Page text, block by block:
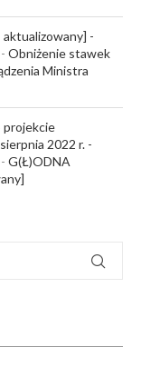
-
- Obniżenie stawek
Ministra
projekcie
2022 r. -
- G(Ł)ODNA